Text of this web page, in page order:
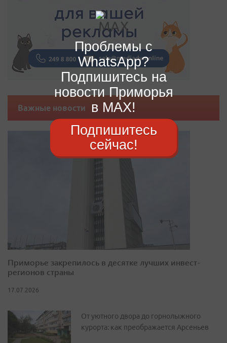
Важные новости
Приморье закрепилось в десятке лучших инвест-
регионов страны
17.07.2026
От уютного двора до горнолыжного
курорта: как преображается Арсеньев
Проблемы с
WhatsApp?
Подпишитесь на
новости Приморья
в MAX!
Подпишитесь
сейчас!